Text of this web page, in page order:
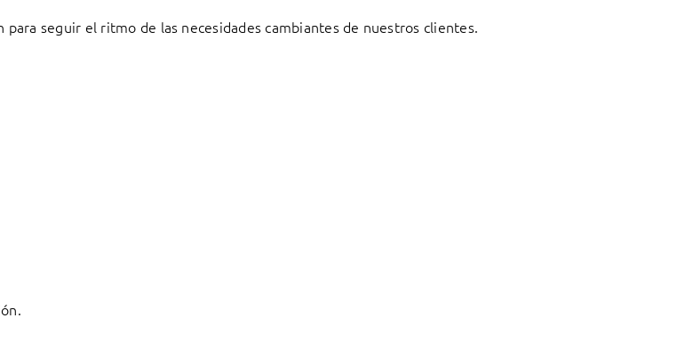
seguir el ritmo de las necesidades cambiantes de nuestros clientes.